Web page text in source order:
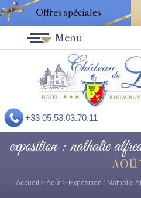
Offres spéciales
+33 05.53.03.70.11
Menu
exposition : nathalie
Accueil >Août > Exposition : Nathalie